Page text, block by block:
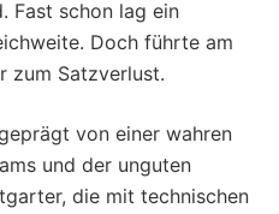
Fast schon lag ein
Doch führte am
zum Satzverlust.
von einer wahren
und der unguten
die mit technischen